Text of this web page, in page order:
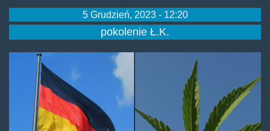
5 Grudzień, 2023 - 12:20
pokolenie Ł.K.
germany-marijuana.jpg